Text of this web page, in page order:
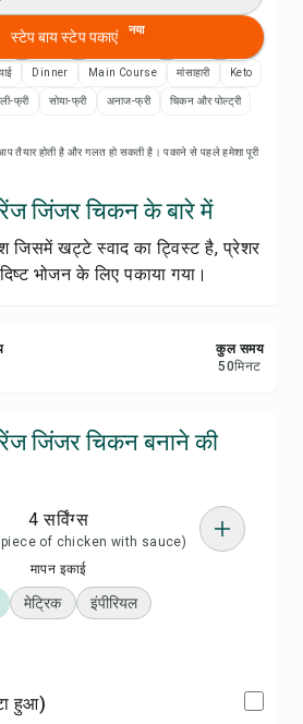
Add to Shopping List
रेसिपी प्रिंट करें
सेव करें
शेयर करें
स्टेप बाय स्टेप पकाएं नया
Dinner Main Course मांसाहारी Keto
फ्री सोया-फ्री अनाज-फ्री चिकन और पोल्ट्री
तैयार होती है और गलत हो सकती है। पकाने से पहले हमेशा पूरी
जिंजर चिकन के बारे में
जिसमें खट्टे स्वाद का ट्विस्ट है, प्रेशर
भोजन के लिए पकाया गया।
कुल समय
50मिनट
जिंजर चिकन बनाने की
4 सर्विंग्स
piece of chicken with sauce)
मापन इकाई
मेट्रिक इंपीरियल
हुआ)